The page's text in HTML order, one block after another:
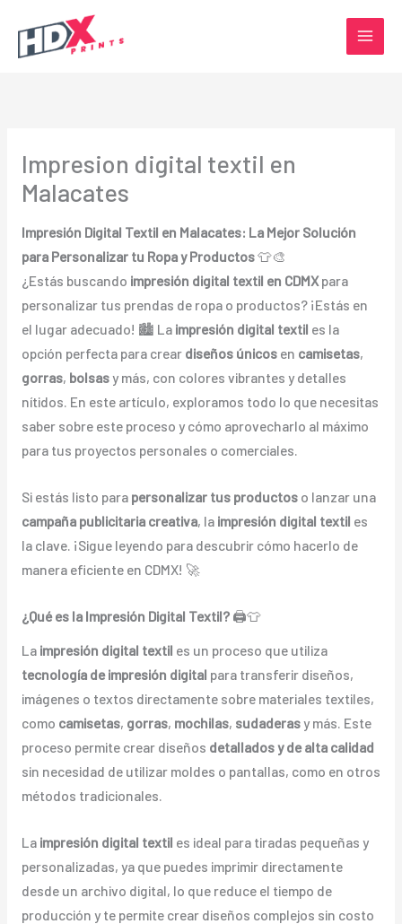
contenido
Impresion digital textil en
Malacates
Impresión Digital Textil en Malacates: La Mejor Solución
para Personalizar tu Ropa y Productos👕🎨
¿Estás buscando impresión digital textil en CDMXpara
personalizar tus prendas de ropa o productos? ¡Estás en
el lugar adecuado! 🏙️ La impresión digital textil es la
opción perfecta para crear diseños únicosen camisetas,
gorras, bolsasy más, con colores vibrantes y detalles
nítidos. En este artículo, exploramos todo lo que necesitas
saber sobre este proceso y cómo aprovecharlo al máximo
para tus proyectos personales o comerciales.
Si estás listo para personalizar tus productoso lanzar una
campaña publicitaria creativa, la impresión digital textil es
la clave. ¡Sigue leyendo para descubrir cómo hacerlo de
manera eficiente en CDMX! 🚀
¿Qué es la Impresión Digital Textil?🖨️👕
La impresión digital textil es un proceso que utiliza
tecnología de impresión digital para transferir diseños,
imágenes o textos directamente sobre materiales textiles,
como camisetas, gorras, mochilas, sudaderasy más. Este
proceso permite crear diseños detallados y de alta calidad
sin necesidad de utilizar moldes o pantallas, como en otros
métodos tradicionales.
La impresión digital textil es ideal para tiradas pequeñas y
personalizadas, ya que puedes imprimir directamente
desde un archivo digital, lo que reduce el tiempo de
producción y te permite crear diseños complejos sin costo